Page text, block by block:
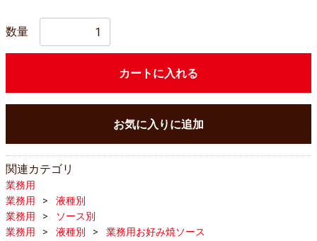
数量
カートに入れる
お気に入りに追加
関連カテゴリ
業務用
業務用
液種別
業務用
ソース別
業務用
液種別
業務用お好み焼ソース